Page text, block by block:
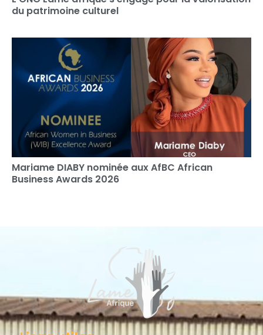
du patrimoine culturel
Mariame DIABY nominée aux AfBC African
Business Awards 2026